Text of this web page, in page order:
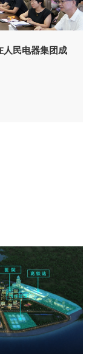
人民电器集团成